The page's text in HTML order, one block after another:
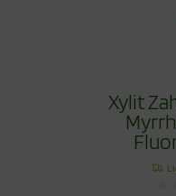
Xylit